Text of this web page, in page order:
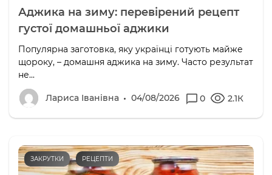
Аджика на зиму: перевірений рецепт
густої домашньої аджики
Популярна заготовка, яку українці готують майже
щороку, – домашня аджика на зиму. Часто результат
не...
Лариса Іванівна 04/08/2026 0 2.1К
ЗАКРУТКИ РЕЦЕПТИ